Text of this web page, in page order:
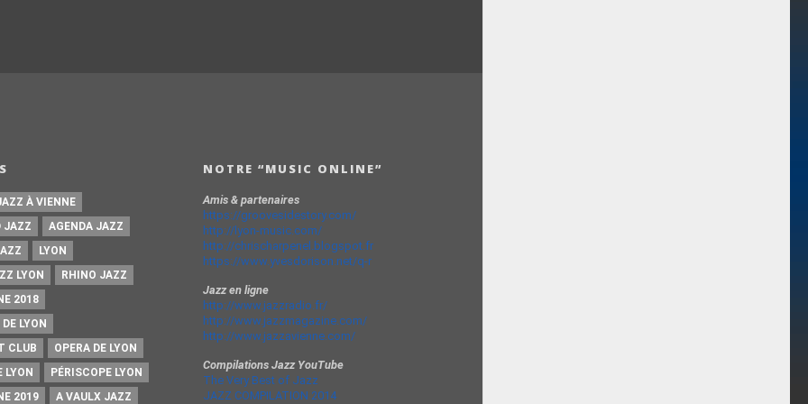
À VIENNE
JAZZ
AGENDA JAZZ
LYON
LYON
RHINO JAZZ
2018
LYON
CLUB
OPERA DE LYON
LYON
PÉRISCOPE LYON
2019
A VAULX JAZZ
NOTRE “MUSIC ONLINE”
Amis & partenaires
https://groovesidestory.com/
http://lyon-music.com/
http://chrischarpenel.blogspot.fr
https://www.yvesdorison.net/q-r
Jazz en ligne
http://www.jazzradio.fr/
http://www.jazzmagazine.com/
http://www.jazzavienne.com/
Compilations Jazz YouTube
The Very Best of Jazz
JAZZ COMPILATION 2014